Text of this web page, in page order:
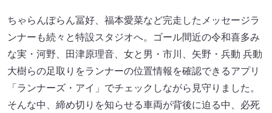
ちゃらんぽらん冨好、福本愛菜など完走したメッセージラ
ンナーも続々と特設スタジオへ。ゴール間近の令和喜多み
な実・河野、田津原理音、女と男・市川、矢野・兵動 兵動
大樹らの足取りをランナーの位置情報を確認できるアプリ
「ランナーズ・アイ」でチェックしながら見守りました。
そんな中、締め切りを知らせる車両が背後に迫る中、必死